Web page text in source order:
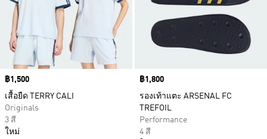
Price
฿1,500
เสื้อยืด TERRY CALI
Originals
3 สี
ใหม่
Price
฿1,800
รองเท้าแตะ ARSENAL FC
TREFOIL
Performance
4 สี